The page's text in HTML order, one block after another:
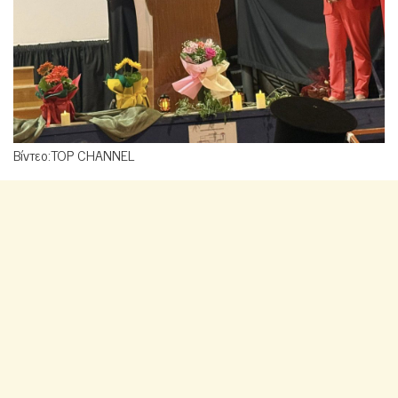
Βίντεο:TOP CHANNEL